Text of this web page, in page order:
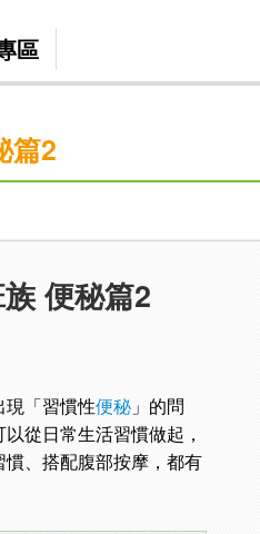
區
篇2
便秘篇2
現「習慣性便秘 」的問
從日常生活習慣做起，
、搭配腹部按摩，都有